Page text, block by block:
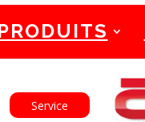
Service